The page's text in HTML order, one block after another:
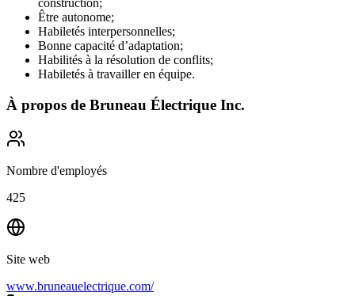
construction;
Être autonome;
Habiletés interpersonnelles;
Bonne capacité d’adaptation;
Habilités à la résolution de conflits;
Habiletés à travailler en équipe.
À propos de Bruneau Électrique Inc.
Nombre d'employés
425
Site web
www.bruneauelectrique.com/